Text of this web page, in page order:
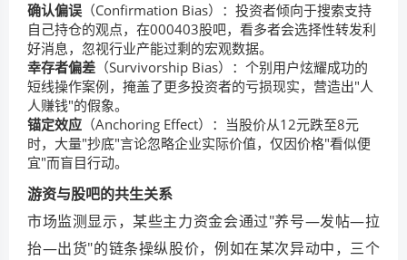
确认偏误 （Confirmation Bias）：投资者倾向于搜索支持
自己持仓的观点，在000403股吧，看多者会选择性转发利
好消息，忽视行业产能过剩的宏观数据。
幸存者偏差 （Survivorship Bias）：个别用户炫耀成功的
短线操作案例，掩盖了更多投资者的亏损现实，营造出"人
人赚钱"的假象。
锚定效应 （Anchoring Effect）：当股价从12元跌至8元
时，大量"抄底"言论忽略企业实际价值，仅因价格"看似便
宜"而盲目行动。
游资与股吧的共生关系
市场监测显示，某些主力资金会通过"养号—发帖—拉
抬—出货"的链条操纵股价，例如在某次异动中，三个